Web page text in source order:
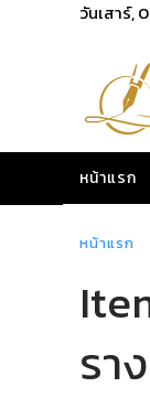
วันเสาร์,
หน้าแรก
หน้าแรก
รา